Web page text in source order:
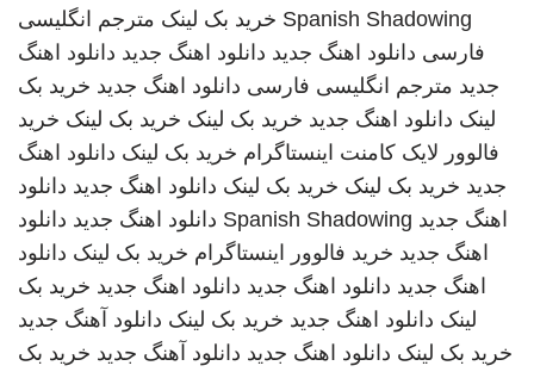
Spanish Shadowing خرید بک لینک مترجم انگلیسی
فارسی دانلود اهنگ جدید دانلود اهنگ جدید دانلود اهنگ
جدید مترجم انگلیسی فارسی دانلود اهنگ جدید خرید بک
لینک دانلود اهنگ جدید خرید بک لینک خرید بک لینک خرید
فالوور لایک کامنت اینستاگرام خرید بک لینک دانلود اهنگ
جدید خرید بک لینک خرید بک لینک دانلود اهنگ جدید دانلود
اهنگ جدید Spanish Shadowing دانلود اهنگ جدید دانلود
اهنگ جدید خرید فالوور اینستاگرام خرید بک لینک دانلود
اهنگ جدید دانلود اهنگ جدید دانلود اهنگ جدید خرید بک
لینک دانلود اهنگ جدید خرید بک لینک دانلود آهنگ جدید
خرید بک لینک دانلود اهنگ جدید دانلود آهنگ جدید خرید بک